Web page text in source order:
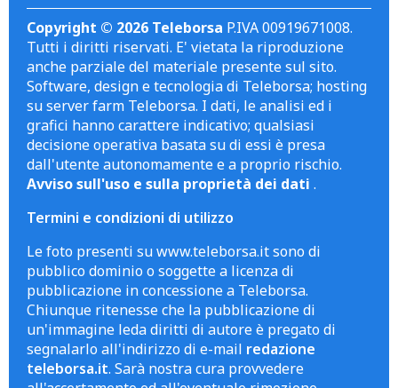
Copyright © 2026 Teleborsa P.IVA 00919671008.
Tutti i diritti riservati. E' vietata la riproduzione
anche parziale del materiale presente sul sito.
Software, design e tecnologia di Teleborsa; hosting
su server farm Teleborsa. I dati, le analisi ed i
grafici hanno carattere indicativo; qualsiasi
decisione operativa basata su di essi è presa
dall'utente autonomamente e a proprio rischio.
Avviso sull'uso e sulla proprietà dei dati .
Termini e condizioni di utilizzo
Le foto presenti su www.teleborsa.it sono di
pubblico dominio o soggette a licenza di
pubblicazione in concessione a Teleborsa.
Chiunque ritenesse che la pubblicazione di
un'immagine leda diritti di autore è pregato di
segnalarlo all'indirizzo di e-mail redazione
teleborsa.it. Sarà nostra cura provvedere